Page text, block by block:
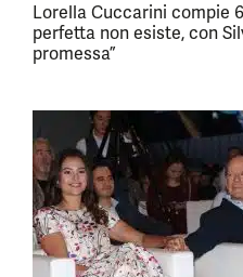
Lorella Cuccarini compie
perfetta non esiste, con
promessa”